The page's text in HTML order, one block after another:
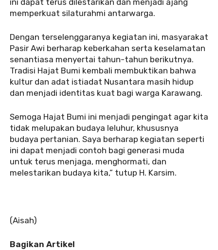
memperkuat silaturahmi antarwarga.
Dengan terselenggaranya kegiatan ini, masyarakat
Pasir Awi berharap keberkahan serta keselamatan
senantiasa menyertai tahun-tahun berikutnya.
Tradisi Hajat Bumi kembali membuktikan bahwa
kultur dan adat istiadat Nusantara masih hidup
dan menjadi identitas kuat bagi warga Karawang.
Semoga Hajat Bumi ini menjadi pengingat agar kita
tidak melupakan budaya leluhur, khususnya
budaya pertanian. Saya berharap kegiatan seperti
ini dapat menjadi contoh bagi generasi muda
untuk terus menjaga, menghormati, dan
melestarikan budaya kita,” tutup H. Karsim.
(Aisah)
Bagikan Artikel